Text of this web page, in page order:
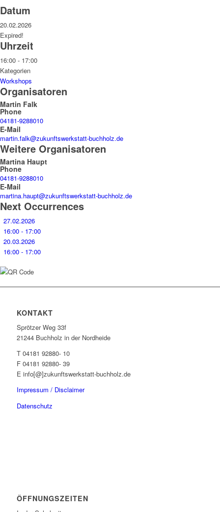
Datum
20.02.2026
Expired!
Uhrzeit
16:00 - 17:00
Kategorien
Workshops
Organisatoren
Martin Falk
Phone
04181-9288010
E-Mail
martin.falk@zukunftswerkstatt-buchholz.de
Weitere Organisatoren
Martina Haupt
Phone
04181-9288010
E-Mail
martina.haupt@zukunftswerkstatt-buchholz.de
Next Occurrences
27.02.2026
16:00 - 17:00
20.03.2026
16:00 - 17:00
KONTAKT
Sprötzer Weg 33f
21244 Buchholz in der Nordheide
T 04181 92880- 10
F 04181 92880- 39
E info[@]zukunftswerkstatt-buchholz.de
Impressum / Disclaimer
Datenschutz
ÖFFNUNGSZEITEN